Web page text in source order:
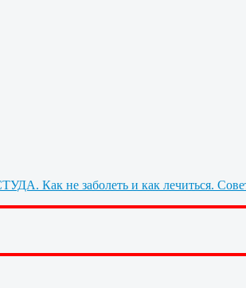
Как не заболеть и как лечиться.